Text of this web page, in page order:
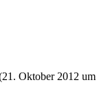
21. Oktober 2012 um